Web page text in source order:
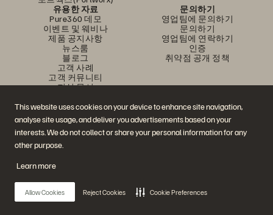
This website uses cookies on your device to enhance site navigation,
analyse site usage, and deliver you advertisements based on your
interests. We do not collect or share your personal information for any
other purpose.
Learn more
Allow Cookies Reject Cookies Cookie Preferences
유용한 자료
Pure360 데모
이벤트 및 웨비나
제품 공지사항
뉴스룸
블로그
고객 사례
고객 커뮤니티
지식 문서
문의하기
영업팀에 문의하기
문의하기
영업팀에 연락하기
인증
취약점 공개 정책
문의하기
에버퓨어(Everpure) 공식 소셜미디어 팔로우하기
© 2026 Everpure, Inc. All rights reserved.
개인정보 보호 정책웹사이트 약관법적 정보트러스트 센터